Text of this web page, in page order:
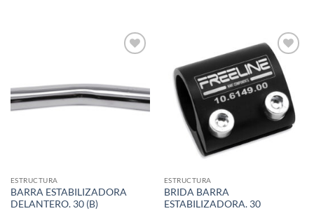
ESTRUCTURA
BARRA ESTABILIZADORA
DELANTERO. 30 (B)
Add to
wishlist
ESTRUCTURA
BRIDA BARRA
ESTABILIZADORA. 30